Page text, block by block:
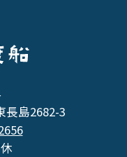
長島2682-3